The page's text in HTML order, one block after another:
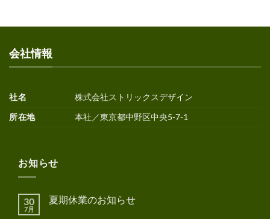
会社情報
社名
株式会社ストリックスデザイン
所在地
本社／東京都中野区中央5-7-1
お知らせ
30
7月
夏期休業のお知らせ